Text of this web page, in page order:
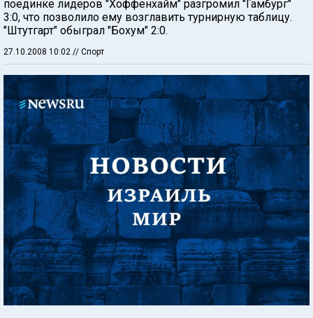
поединке лидеров "Хоффенхайм" разгромил "Гамбург"
3:0, что позволило ему возглавить турнирную таблицу.
"Штутгарт" обыграл "Бохум" 2:0.
27.10.2008 10:02 // Спорт